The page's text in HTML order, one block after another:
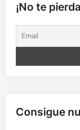
¡No te
Consigue